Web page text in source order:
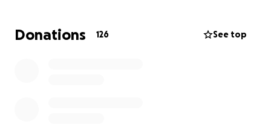
Ogni contributo, grande o piccolo, ci aiuterà a
raggiungere Roma e a far sentire ancora più forte il
Donations 126 See top